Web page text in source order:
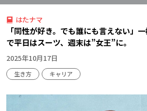
はたナマ
「同性が好き。でも誰にも言えない」
で平日はスーツ、週末は”女王”に。
2025年10月17日
生き方 キャリア